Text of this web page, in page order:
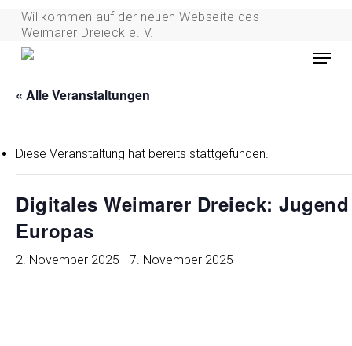
Skip
main
Willkommen auf der neuen Webseite des
Weimarer Dreieck e. V.
Menu
« Alle Veranstaltungen
Diese Veranstaltung hat bereits stattgefunden.
Digitales Weimarer Dreieck:
Europas
2. November 2025 - 7. November 2025